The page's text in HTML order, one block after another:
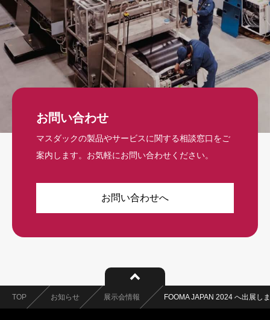
お問い合わせ
マスダックの製品やサービスに関する相談窓口をご
案内します。お気軽にお問い合わせください。
お問い合わせへ
TOP お知らせ 展示会情報 FOOMA JAPAN 2024 へ出展し